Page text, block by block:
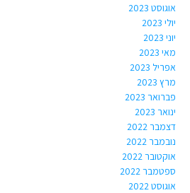
אוגוסט 2023
יולי 2023
יוני 2023
מאי 2023
אפריל 2023
מרץ 2023
פברואר 2023
ינואר 2023
דצמבר 2022
נובמבר 2022
אוקטובר 2022
ספטמבר 2022
אוגוסט 2022